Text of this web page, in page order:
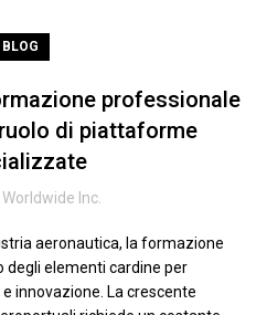
BLOG
professionale
di piattaforme
Worldwide Inc.
aeronautica, la formazione
elementi cardine per
innovazione. La crescente